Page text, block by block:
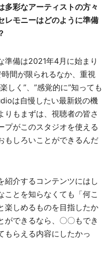
多彩なアーティストの方々
レモニーはどのように準備
準備は2021年4月に始まり
間が限られるなか、重視
しく”、”感覚的に”知っても
は自慢したい最新鋭の機
りもまずは、視聴者の皆さ
プがこのスタジオを使える
もしろいことができるんだ
紹介するコンテンツにはし
ことを知らなくても「何こ
しめるものを目指したか
ができるなら、〇〇もでき
もらえる内容にしたかっ